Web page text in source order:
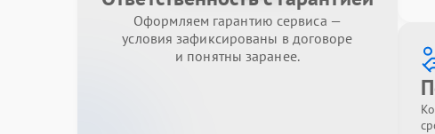
Оформляем гарантию сервиса —
условия зафиксированы в договоре
и понятны заранее.